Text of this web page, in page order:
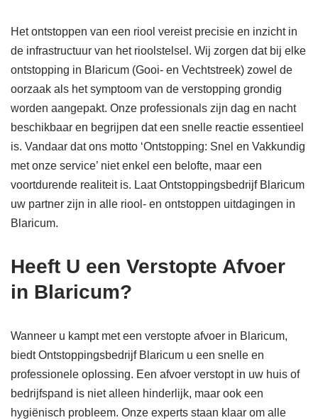
Het ontstoppen van een riool vereist precisie en inzicht in
de infrastructuur van het rioolstelsel. Wij zorgen dat bij elke
ontstopping in Blaricum (Gooi- en Vechtstreek) zowel de
oorzaak als het symptoom van de verstopping grondig
worden aangepakt. Onze professionals zijn dag en nacht
beschikbaar en begrijpen dat een snelle reactie essentieel
is. Vandaar dat ons motto ‘Ontstopping: Snel en Vakkundig
met onze service’ niet enkel een belofte, maar een
voortdurende realiteit is. Laat Ontstoppingsbedrijf Blaricum
uw partner zijn in alle riool- en ontstoppen uitdagingen in
Blaricum.
Heeft U een Verstopte Afvoer
in Blaricum?
Wanneer u kampt met een verstopte afvoer in Blaricum,
biedt Ontstoppingsbedrijf Blaricum u een snelle en
professionele oplossing. Een afvoer verstopt in uw huis of
bedrijfspand is niet alleen hinderlijk, maar ook een
hygiënisch probleem. Onze experts staan klaar om alle